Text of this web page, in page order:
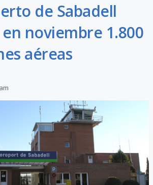
de Sabadell
noviembre 1.800
aéreas